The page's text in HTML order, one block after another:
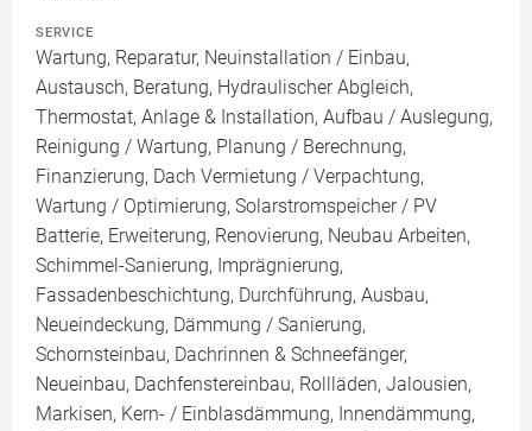
SERVICE
Wartung, Reparatur, Neuinstallation / Einbau,
Austausch, Beratung, Hydraulischer Abgleich,
Thermostat, Anlage & Installation, Aufbau / Auslegung,
Reinigung / Wartung, Planung / Berechnung,
Finanzierung, Dach Vermietung / Verpachtung,
Wartung / Optimierung, Solarstromspeicher / PV
Batterie, Erweiterung, Renovierung, Neubau Arbeiten,
Schimmel-Sanierung, Imprägnierung,
Fassadenbeschichtung, Durchführung, Ausbau,
Neueindeckung, Dämmung / Sanierung,
Schornsteinbau, Dachrinnen & Schneefänger,
Neueinbau, Dachfenstereinbau, Rollläden, Jalousien,
Markisen, Kern- / Einblasdämmung, Innendämmung,